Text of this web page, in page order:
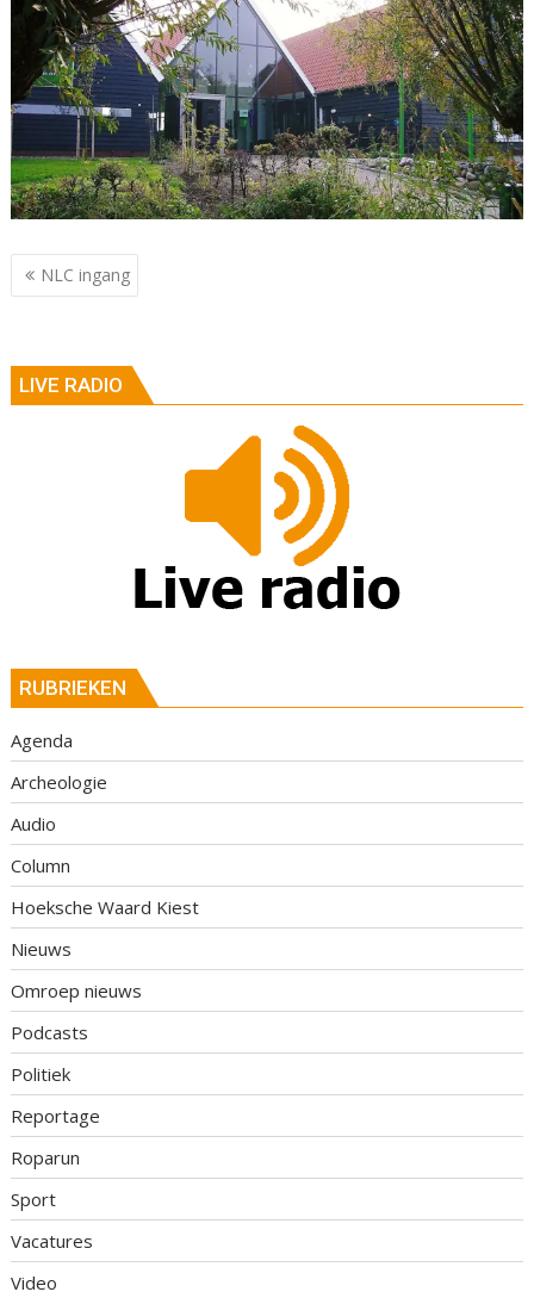
Berichtnavigatie
NLC ingang
LIVE RADIO
RUBRIEKEN
Agenda
Archeologie
Audio
Column
Hoeksche Waard Kiest
Nieuws
Omroep nieuws
Podcasts
Politiek
Reportage
Roparun
Sport
Vacatures
Video